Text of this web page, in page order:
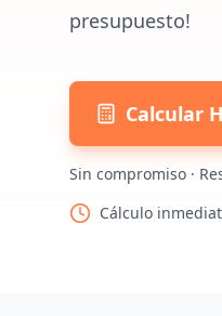
presupuesto!
Calcular
Sin compromiso ·
Cálculo